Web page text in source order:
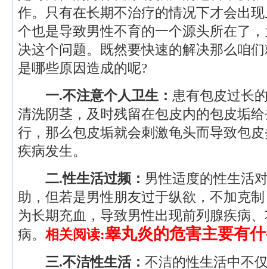
作。只有在长期不治疗的情况下才会出
个也是导致男性不育的一个源头所在了
决这个问题。既然要快速的解决那么咱
是哪些原因造成的呢?
一.不注意个人卫生： 患有包皮过长
清洗阴茎，及时残留在包皮内的包皮垢
行，那么包皮垢就会刺激龟头而导致包
疾病发生。
二.性生活过频： 男性适度的性生活
助，但若是男性朋友过于纵欲，不加克
为长期充血，导致男性出现前列腺疾病
病。 相关阅读:睾丸炎的危害主要有
三.不洁性生活： 不洁的性生活中不